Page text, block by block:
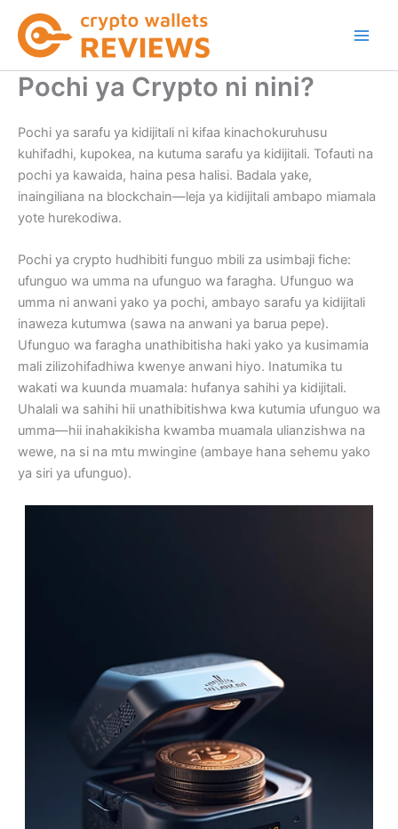
content
Pochi ya Crypto ni nini?
Pochi ya sarafu ya kidijitali ni kifaa kinachokuruhusu
kuhifadhi, kupokea, na kutuma sarafu ya kidijitali. Tofauti na
pochi ya kawaida, haina pesa halisi. Badala yake,
inaingiliana na blockchain—leja ya kidijitali ambapo miamala
yote hurekodiwa.
Pochi ya crypto hudhibiti funguo mbili za usimbaji fiche:
ufunguo wa umma na ufunguo wa faragha. Ufunguo wa
umma ni anwani yako ya pochi, ambayo sarafu ya kidijitali
inaweza kutumwa (sawa na anwani ya barua pepe).
Ufunguo wa faragha unathibitisha haki yako ya kusimamia
mali zilizohifadhiwa kwenye anwani hiyo. Inatumika tu
wakati wa kuunda muamala: hufanya sahihi ya kidijitali.
Uhalali wa sahihi hii unathibitishwa kwa kutumia ufunguo wa
umma—hii inahakikisha kwamba muamala ulianzishwa na
wewe, na si na mtu mwingine (ambaye hana sehemu yako
ya siri ya ufunguo).